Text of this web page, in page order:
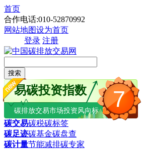
首页
合作电话:010-52870992
网站地图设为首页
登录 注册
搜索
7
易碳投资指数
碳排放交易市场投资风向标
碳交易碳税碳标签
碳足迹碳基金碳盘查
碳计量节能减排碳专家